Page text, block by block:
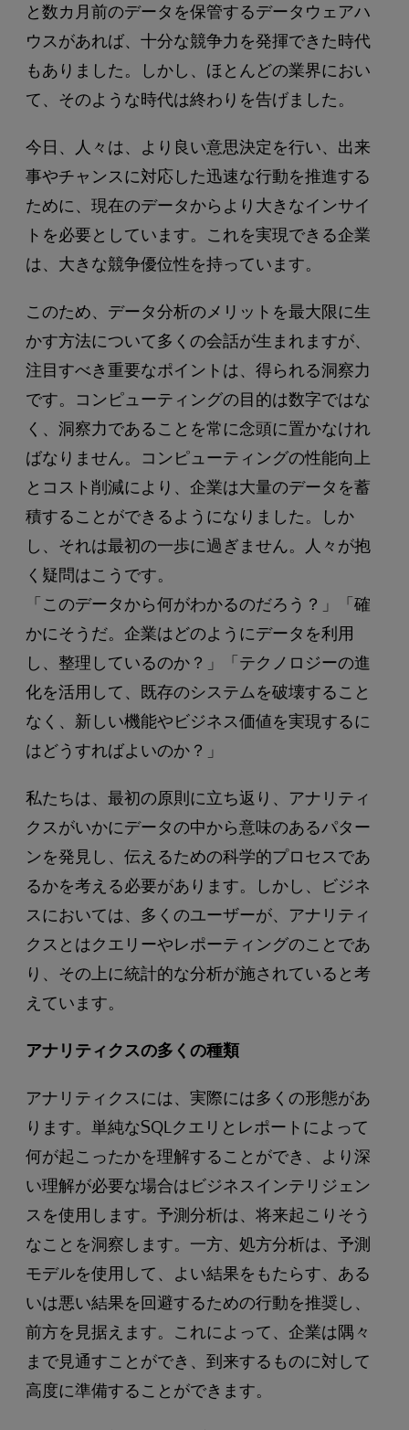
と数カ月前のデータを保管するデータウェアハ
ウスがあれば、十分な競争力を発揮できた時代
もありました。しかし、ほとんどの業界におい
て、そのような時代は終わりを告げました。
今日、人々は、より良い意思決定を行い、出来
事やチャンスに対応した迅速な行動を推進する
ために、現在のデータからより大きなインサイ
トを必要としています。これを実現できる企業
は、大きな競争優位性を持っています。
このため、データ分析のメリットを最大限に生
かす方法について多くの会話が生まれますが、
注目すべき重要なポイントは、得られる洞察力
です。コンピューティングの目的は数字ではな
く、洞察力であることを常に念頭に置かなけれ
ばなりません。コンピューティングの性能向上
とコスト削減により、企業は大量のデータを蓄
積することができるようになりました。しか
し、それは最初の一歩に過ぎません。人々が抱
く疑問はこうです。
「このデータから何がわかるのだろう？」「確
かにそうだ。企業はどのようにデータを利用
し、整理しているのか？」「テクノロジーの進
化を活用して、既存のシステムを破壊すること
なく、新しい機能やビジネス価値を実現するに
はどうすればよいのか？」
私たちは、最初の原則に立ち返り、アナリティ
クスがいかにデータの中から意味のあるパター
ンを発見し、伝えるための科学的プロセスであ
るかを考える必要があります。しかし、ビジネ
スにおいては、多くのユーザーが、アナリティ
クスとはクエリーやレポーティングのことであ
り、その上に統計的な分析が施されていると考
えています。
アナリティクスの多くの種類
アナリティクスには、実際には多くの形態があ
ります。単純なSQLクエリとレポートによって
何が起こったかを理解することができ、より深
い理解が必要な場合はビジネスインテリジェン
スを使用します。予測分析は、将来起こりそう
なことを洞察します。一方、処方分析は、予測
モデルを使用して、よい結果をもたらす、ある
いは悪い結果を回避するための行動を推奨し、
前方を見据えます。これによって、企業は隅々
まで見通すことができ、到来するものに対して
高度に準備することができます。